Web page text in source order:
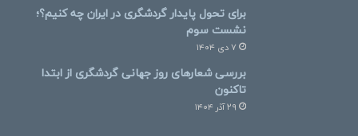
برای تحول پایدار گردشگری در ایران چه کنیم؟؛
نشست سوم
۷ دی ۱۴۰۴
بررسی شعارهای روز جهانی گردشگری از ابتدا
تاکنون
۲۹ آذر ۱۴۰۴